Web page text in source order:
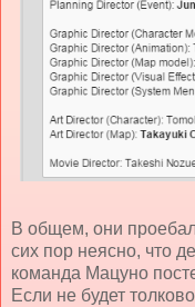
В общем, они
сих пор неясно, что
команда Мацуно
Если не будет